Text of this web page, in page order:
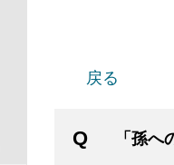
戻る
「孫